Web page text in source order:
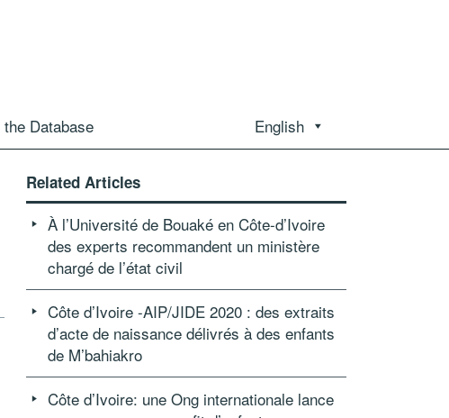
Database English
Related Articles
À l’Université de Bouaké en Côte-d’Ivoire
des experts recommandent un ministère
chargé de l’état civil
Côte d’Ivoire -AIP/JIDE 2020 : des extraits
d’acte de naissance délivrés à des enfants
de M’bahiakro
Côte d’Ivoire: une Ong internationale lance